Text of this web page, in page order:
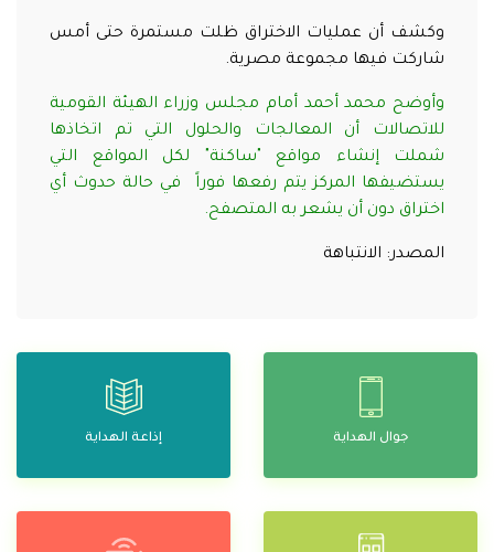
وكشف أن عمليات الاختراق ظلت مستمرة حتى أمس
شاركت فيها مجموعة مصرية.
وأوضح محمد أحمد أمام مجلس وزراء الهيئة القومية
للاتصالات أن المعالجات والحلول التي تم اتخاذها
شملت إنشاء مواقع "ساكنة" لكل المواقع التي
يستضيفها المركز يتم رفعها فوراً في حالة حدوث أي
اختراق دون أن يشعر به المتصفح.
المصدر: الانتباهة
جوال الهداية إذاعة الهداية